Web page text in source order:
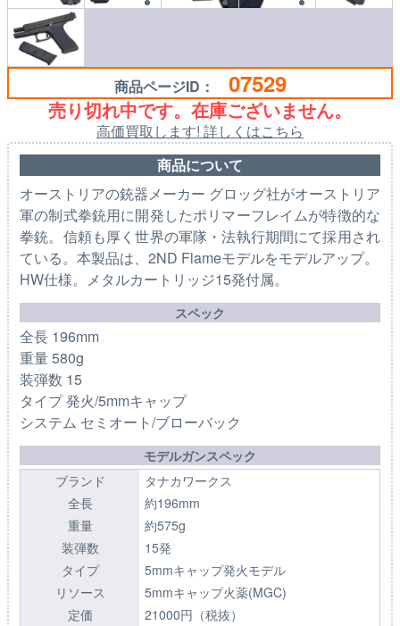
商品ページID： 07529
売り切れ中です。在庫ございません。
高価買取します! 詳しくはこちら
商品について
オーストリアの銃器メーカー グロッグ社がオーストリア
軍の制式拳銃用に開発したポリマーフレイムが特徴的な
拳銃。信頼も厚く世界の軍隊・法執行期間にて採用され
ている。本製品は、2ND Flameモデルをモデルアップ。
HW仕様。メタルカートリッジ15発付属。
スペック
全長 196mm
重量 580g
装弾数 15
タイプ 発火/5mmキャップ
システム セミオート/ブローバック
モデルガンスペック
ブランド
タナカワークス
全長
約196mm
重量
約575g
装弾数
15発
タイプ
5mmキャップ発火モデル
リソース
5mmキャップ火薬(MGC)
定価
21000円（税抜）